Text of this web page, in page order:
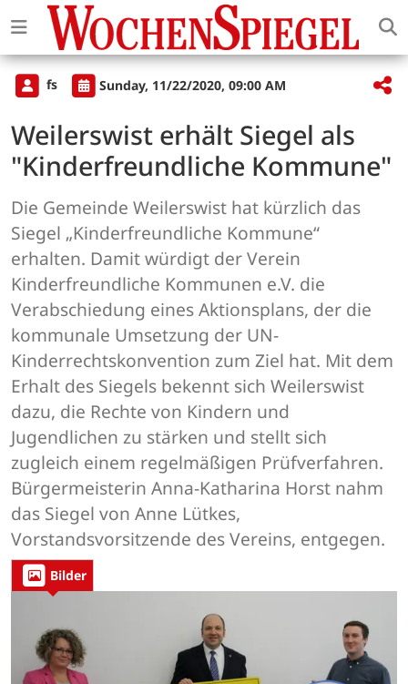
fs Sunday, 11/22/2020, 09:00 AM
Weilerswist erhält Siegel als
"Kinderfreundliche Kommune"
Die Gemeinde Weilerswist hat kürzlich das
Siegel „Kinderfreundliche Kommune“
erhalten. Damit würdigt der Verein
Kinderfreundliche Kommunen e.V. die
Verabschiedung eines Aktionsplans, der die
kommunale Umsetzung der UN-
Kinderrechtskonvention zum Ziel hat. Mit dem
Erhalt des Siegels bekennt sich Weilerswist
dazu, die Rechte von Kindern und
Jugendlichen zu stärken und stellt sich
zugleich einem regelmäßigen Prüfverfahren.
Bürgermeisterin Anna-Katharina Horst nahm
das Siegel von Anne Lütkes,
Vorstandsvorsitzende des Vereins, entgegen.
Bilder